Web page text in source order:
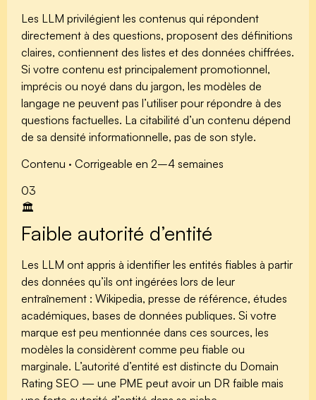
Les LLM privilégient les contenus qui répondent
directement à des questions, proposent des définitions
claires, contiennent des listes et des données chiffrées.
Si votre contenu est principalement promotionnel,
imprécis ou noyé dans du jargon, les modèles de
langage ne peuvent pas l’utiliser pour répondre à des
questions factuelles. La citabilité d’un contenu dépend
de sa densité informationnelle, pas de son style.
Contenu · Corrigeable en 2–4 semaines
03
🏛️
Faible autorité d’entité
Les LLM ont appris à identifier les entités fiables à partir
des données qu’ils ont ingérées lors de leur
entraînement : Wikipedia, presse de référence, études
académiques, bases de données publiques. Si votre
marque est peu mentionnée dans ces sources, les
modèles la considèrent comme peu fiable ou
marginale. L’autorité d’entité est distincte du Domain
Rating SEO — une PME peut avoir un DR faible mais